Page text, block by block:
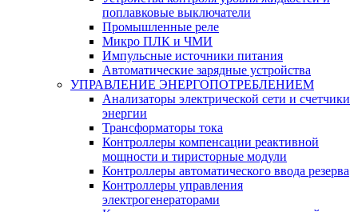
поплавковые выключатели
Промышленные реле
Микро ПЛК и ЧМИ
Импульсные источники питания
Автоматические зарядные устройства
УПРАВЛЕНИЕ ЭНЕРГОПОТРЕБЛЕНИЕМ
Анализаторы электрической сети и счетчики
энергии
Трансформаторы тока
Контроллеры компенсации реактивной
мощности и тиристорные модули
Контроллеры автоматического ввода резерва
Контроллеры управления
электрогенераторами